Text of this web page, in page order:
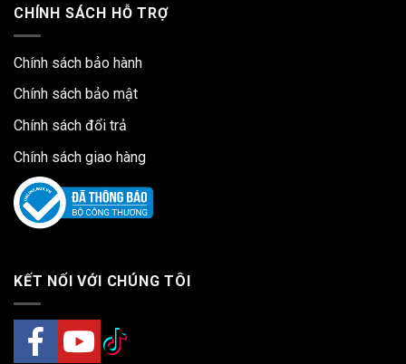
CHÍNH SÁCH HỖ TRỢ
Chính sách bảo hành
Chính sách bảo mật
Chính sách đổi trả
Chính sách giao hàng
KẾT NỐI VỚI CHÚNG TÔI